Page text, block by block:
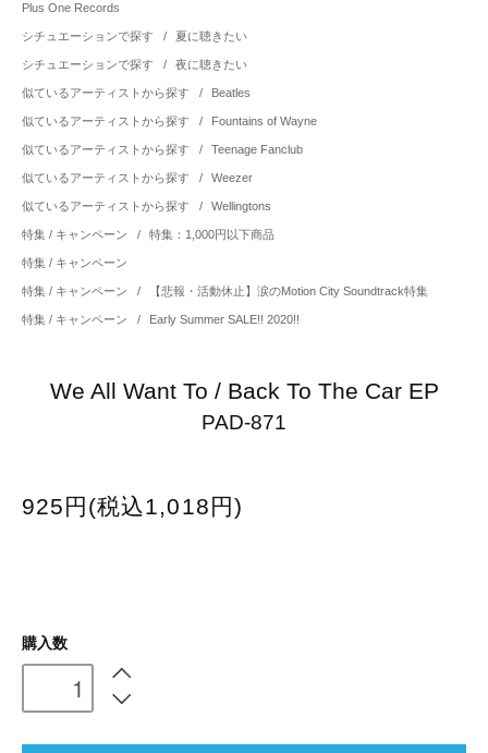
Plus One Records
シチュエーションで探す / 夏に聴きたい
シチュエーションで探す / 夜に聴きたい
似ているアーティストから探す / Beatles
似ているアーティストから探す / Fountains of Wayne
似ているアーティストから探す / Teenage Fanclub
似ているアーティストから探す / Weezer
似ているアーティストから探す / Wellingtons
特集 / キャンペーン / 特集：1,000円以下商品
特集 / キャンペーン
特集 / キャンペーン / 【悲報・活動休止】涙のMotion City Soundtrack特集
特集 / キャンペーン / Early Summer SALE!! 2020!!
We All Want To / Back To The Car EP
PAD-871
925円(税込1,018円)
購入数